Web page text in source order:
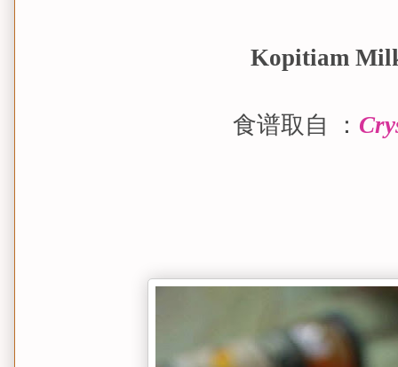
Kopitiam
食谱取自 ：